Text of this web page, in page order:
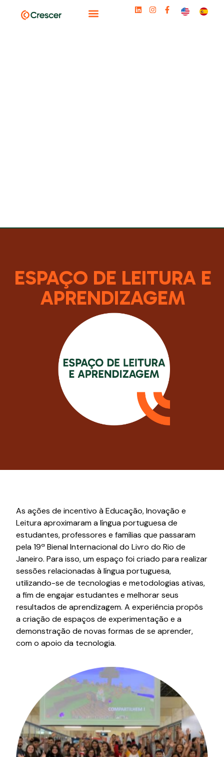
ESPAÇO DE LEITURA E
APRENDIZAGEM
As ações de incentivo à Educação, Inovação e
Leitura aproximaram a língua portuguesa de
estudantes, professores e famílias que passaram
pela 19ª Bienal Internacional do Livro do Rio de
Janeiro. Para isso, um espaço foi criado para realizar
sessões relacionadas à língua portuguesa,
utilizando-se de tecnologias e metodologias ativas,
a fim de engajar estudantes e melhorar seus
resultados de aprendizagem. A experiência propôs
a criação de espaços de experimentação e a
demonstração de novas formas de se aprender,
com o apoio da tecnologia.